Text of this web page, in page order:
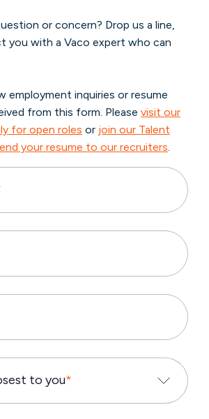
or concern? Drop us a line,
you with a Vaco expert who can
employment inquiries or resume
from this form. Please visit our
for open roles or join our Talent
your resume to our recruiters
to you*